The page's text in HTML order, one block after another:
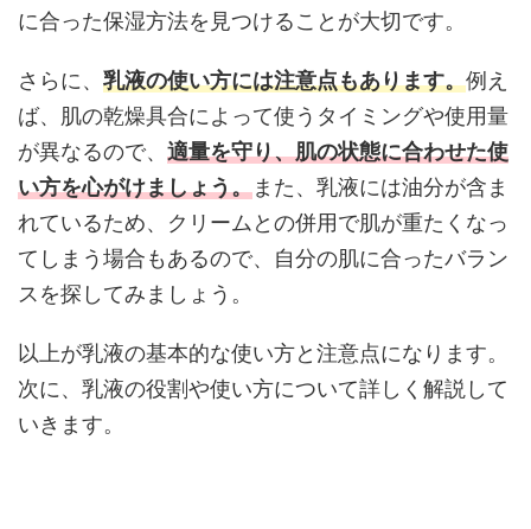
に合った保湿方法を見つけることが大切です。
さらに、 乳液の使い方には注意点もあります。例え
ば、肌の乾燥具合によって使うタイミングや使用量
が異なるので、 適量を守り、肌の状態に合わせた使
い方を心がけましょう。また、乳液には油分が含ま
れているため、クリームとの併用で肌が重たくなっ
てしまう場合もあるので、自分の肌に合ったバラン
スを探してみましょう。
以上が乳液の基本的な使い方と注意点になります。
次に、乳液の役割や使い方について詳しく解説して
いきます。